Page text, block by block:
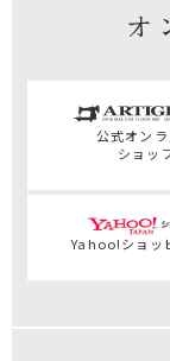
オ
公式オン
ショッ
Yahoo!ショッ